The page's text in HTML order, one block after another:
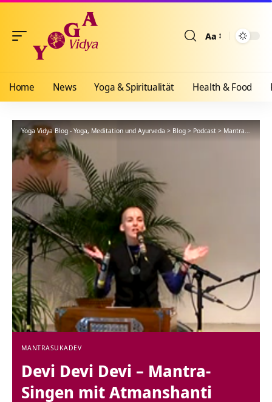
Aa
Home News Yoga & Spiritualität Health & Food
Yoga Vidya Blog - Yoga, Meditation und Ayurveda > Blog > Podcast > Mantra>
MANTRASUKADEV
Devi Devi Devi – Mantra-
Singen mit Atmanshanti